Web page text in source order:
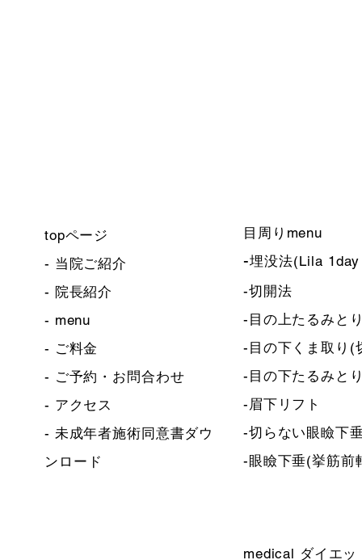
​topページ
- 当院ご紹介
- 院長紹介
- menu
- ご料金
- ご予約・お問合わせ
- アクセス
- 未成年者施術同意書ダウ
ンロード
​目周りmenu
​-埋没法(Lila
-切開法
​-目の上たるみと
-目の下くま取り(
-目の下たるみと
-眉下リフト
-切らない眼瞼下
​-眼瞼下垂(挙筋前
medical ダイエッ